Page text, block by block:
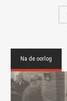
Na de oorlog